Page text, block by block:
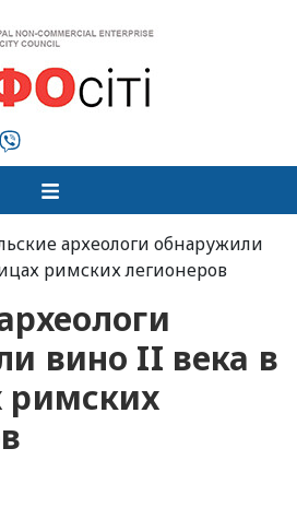
археологи обнаружили
римских легионеров
вино II века в
римских